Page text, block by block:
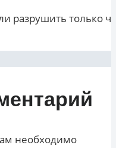
разрушить только
необходимо